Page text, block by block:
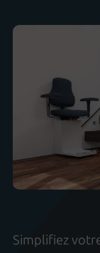
Simplifiez